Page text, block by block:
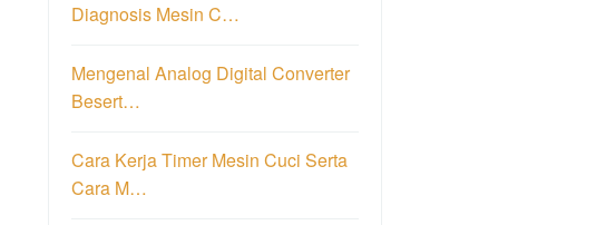
Diagnosis Mesin C…
Mengenal Analog Digital Converter
Besert…
Cara Kerja Timer Mesin Cuci Serta
Cara M…